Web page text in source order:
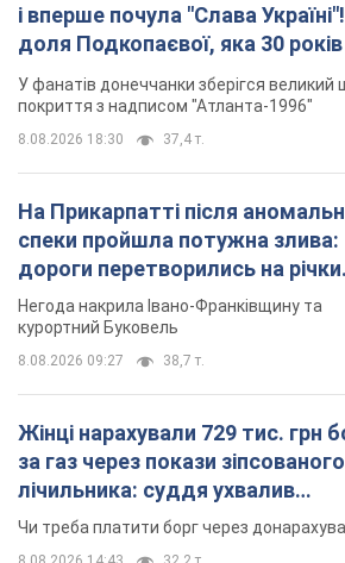
дороги перетворились на річки.
Відео
курортний Буковель
за газ через покази зіпсованого
лічильника: суддя ухвалив
неочікуване рішення
8.08.2026 14:43 32,2 т.